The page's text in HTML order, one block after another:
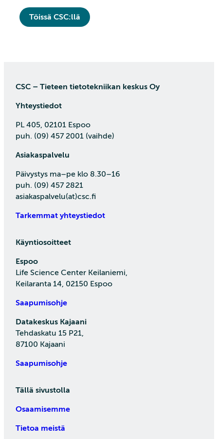
Töissä CSC:llä
CSC – Tieteen tietotekniikan keskus Oy
Yhteystiedot
PL 405, 02101 Espoo
puh. (09) 457 2001 (vaihde)
Asiakaspalvelu
Päivystys ma–pe klo 8.30–16
puh. (09) 457 2821
asiakaspalvelu(at)csc.fi
Tarkemmat yhteystiedot
Käyntiosoitteet
Espoo
Life Science Center Keilaniemi,
Keilaranta 14, 02150 Espoo
Saapumisohje
Datakeskus Kajaani
Tehdaskatu 15 P21,
87100 Kajaani
Saapumisohje
Tällä sivustolla
Osaamisemme
Tietoa meistä